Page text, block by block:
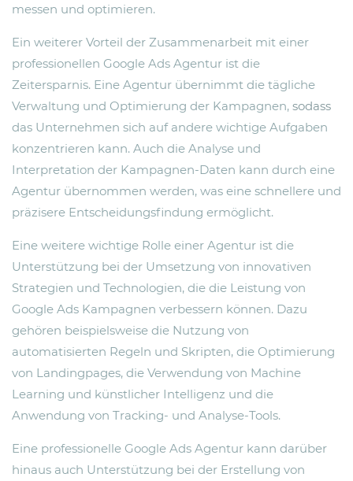
messen und optimieren.
Ein weiterer Vorteil der Zusammenarbeit mit einer
professionellen Google Ads Agentur ist die
Zeitersparnis. Eine Agentur übernimmt die tägliche
Verwaltung und Optimierung der Kampagnen, sodass
das Unternehmen sich auf andere wichtige Aufgaben
konzentrieren kann. Auch die Analyse und
Interpretation der Kampagnen-Daten kann durch eine
Agentur übernommen werden, was eine schnellere und
präzisere Entscheidungsfindung ermöglicht.
Eine weitere wichtige Rolle einer Agentur ist die
Unterstützung bei der Umsetzung von innovativen
Strategien und Technologien, die die Leistung von
Google Ads Kampagnen verbessern können. Dazu
gehören beispielsweise die Nutzung von
automatisierten Regeln und Skripten, die Optimierung
von Landingpages, die Verwendung von Machine
Learning und künstlicher Intelligenz und die
Anwendung von Tracking- und Analyse-Tools.
Eine professionelle Google Ads Agentur kann darüber
hinaus auch Unterstützung bei der Erstellung von